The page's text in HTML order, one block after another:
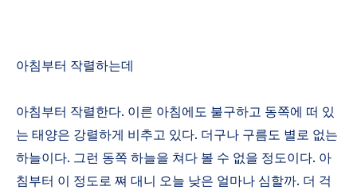
아침부터 작렬하는데
아침부터 작렬한다. 이른 아침에도 불구하고 동쪽에 떠 있
는 태양은 강렬하게 비추고 있다. 더구나 구름도 별로 없는
하늘이다. 그런 동쪽 하늘을 쳐다 볼 수 없을 정도이다. 아
침부터 이 정도로 쪄 대니 오늘 낮은 얼마나 심할까. 더 걱